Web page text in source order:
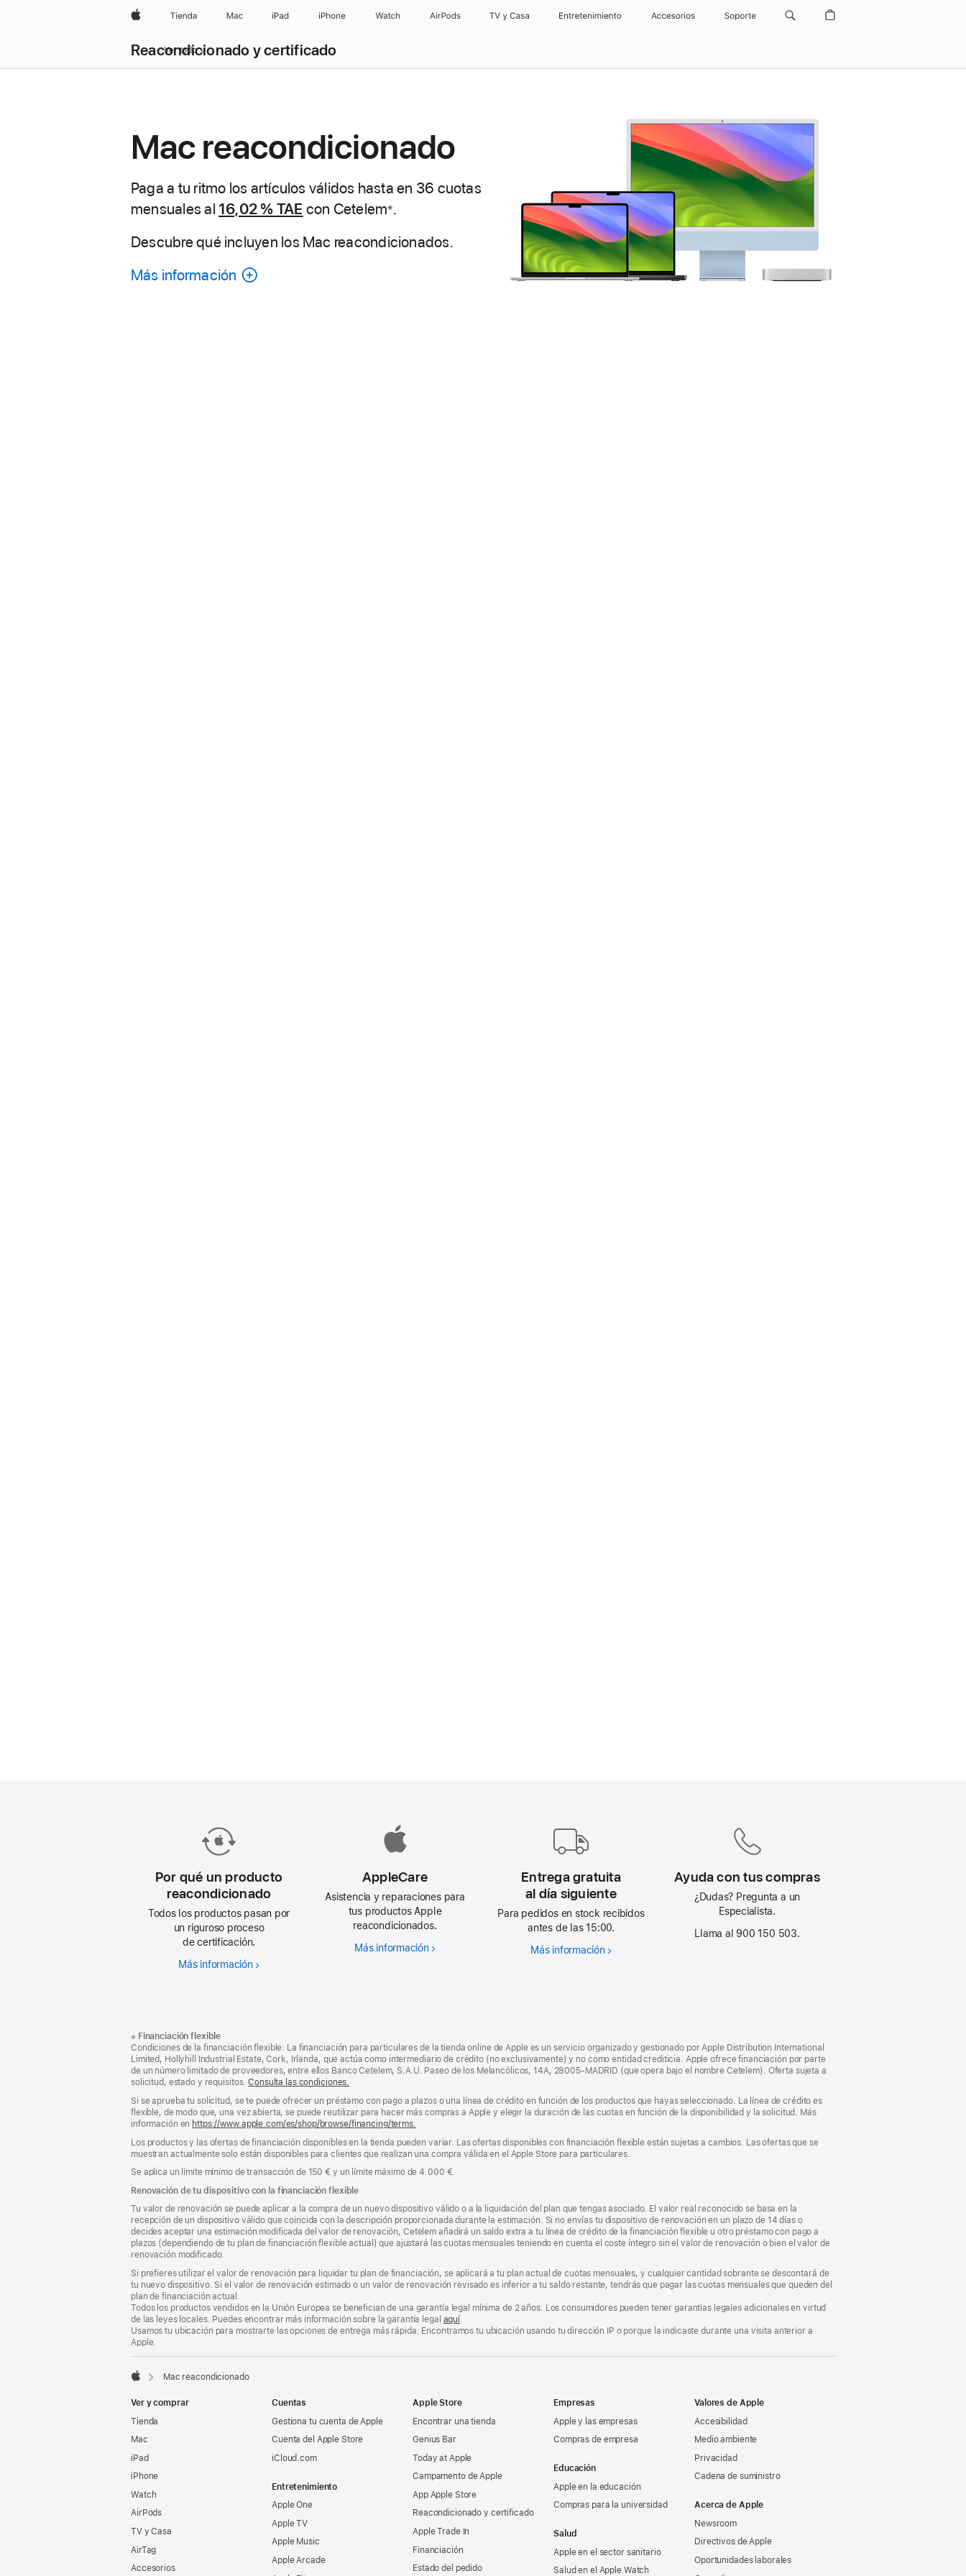
AppleTienda Mac iPad iPhone Watch AirPods TV y Casa Entretenimiento Accesorios Soporte
Reacondicionado y certificado
Ver todo
Mac reacondicionado
Paga a tu ritmo los artículos válidos hasta en 36 cuotas
mensuales al 16,02 % TAE con Cetelem※Nota
pie
.
Descubre qué incluyen los Mac reacondicionados.
Más información sobre
Por qué un producto
reacondicionado
Todos los productos pasan por
un riguroso proceso
de certificación.
Más informaciónPor
AppleCare
Asistencia y reparaciones para
tus productos Apple
reacondicionados.
Más informaciónAppleCare
Entrega gratuita
al día siguiente
Para pedidos en stock recibidos
antes de las 15:00.
Más informaciónEntrega
Ayuda con tus compras
¿Dudas? Pregunta a un
Especialista.
Llama al 900 150 503.
a
pie
de
página
al
pie
※ Financiación flexible
Condiciones de la financiación flexible: La financiación para particulares de la tienda online de Apple es un servicio organizado y gestionado por Apple Distribution International
Limited, Hollyhill Industrial Estate, Cork, Irlanda, que actúa como intermediario de crédito (no exclusivamente) y no como entidad crediticia. Apple ofrece financiación por parte
de un número limitado de proveedores, entre ellos Banco Cetelem, S.A.U. Paseo de los Melancólicos, 14A, 28005-MADRID (que opera bajo el nombre Cetelem). Oferta sujeta a
solicitud, estado y requisitos.Consulta las condiciones.
Si se aprueba tu solicitud, se te puede ofrecer un préstamo con pago a plazos o una línea de crédito en función de los productos que hayas seleccionado. La línea de crédito es
flexible, de modo que, una vez abierta, se puede reutilizar para hacer más compras a Apple y elegir la duración de las cuotas en función de la disponibilidad y la solicitud. Más
información en https://www.apple.com/es/shop/browse/financing/terms.
Los productos y las ofertas de financiación disponibles en la tienda pueden variar. Las ofertas disponibles con financiación flexible están sujetas a cambios. Las ofertas que se
muestran actualmente solo están disponibles para clientes que realizan una compra válida en el Apple Store para particulares.
Se aplica un límite mínimo de transacción de 150 € y un límite máximo de 4.000 €.
Renovación de tu dispositivo con la financiación flexible
Tu valor de renovación se puede aplicar a la compra de un nuevo dispositivo válido o a la liquidación del plan que tengas asociado. El valor real reconocido se basa en la
recepción de un dispositivo válido que coincida con la descripción proporcionada durante la estimación. Si no envías tu dispositivo de renovación en un plazo de 14 días o
decides aceptar una estimación modificada del valor de renovación, Cetelem añadirá un saldo extra a tu línea de crédito de la financiación flexible u otro préstamo con pago a
plazos (dependiendo de tu plan de financiación flexible actual) que ajustará las cuotas mensuales teniendo en cuenta el coste íntegro sin el valor de renovación o bien el valor de
renovación modificado.
Si prefieres utilizar el valor de renovación para liquidar tu plan de financiación, se aplicará a tu plan actual de cuotas mensuales, y cualquier cantidad sobrante se descontará de
tu nuevo dispositivo. Si el valor de renovación estimado o un valor de renovación revisado es inferior a tu saldo restante, tendrás que pagar las cuotas mensuales que queden del
plan de financiación actual.
Todos los productos vendidos en la Unión Europea se benefician de una garantía legal mínima de 2 años. Los consumidores pueden tener garantías legales adicionales en virtud
de las leyes locales. Puedes encontrar más información sobre la garantía legal aquí.
Usamos tu ubicación para mostrarte las opciones de entrega más rápida. Encontramos tu ubicación usando tu dirección IP o porque la indicaste durante una visita anterior a
Apple.
Mac reacondicionado
Ver y comprar
Tienda
Mac
iPad
iPhone
Watch
AirPods
TV y Casa
AirTag
Accesorios
Cuentas
Gestiona tu cuenta de Apple
Cuenta del Apple Store
iCloud.com
Entretenimiento
Apple One
Apple TV
Apple Music
Apple Arcade
Apple Store
Encontrar una tienda
Genius Bar
Today at Apple
Campamento de Apple
App Apple Store
Reacondicionado y certificado
Apple Trade In
Financiación
Estado del pedido
Empresas
Apple y las empresas
Compras de empresa
Educación
Apple en la educación
Compras para la universidad
Salud
Apple en el sector sanitario
Salud en el Apple Watch
Valores de Apple
Accesibilidad
Medio ambiente
Privacidad
Cadena de suministro
Acerca de Apple
Newsroom
Directivos de Apple
Oportunidades laborales